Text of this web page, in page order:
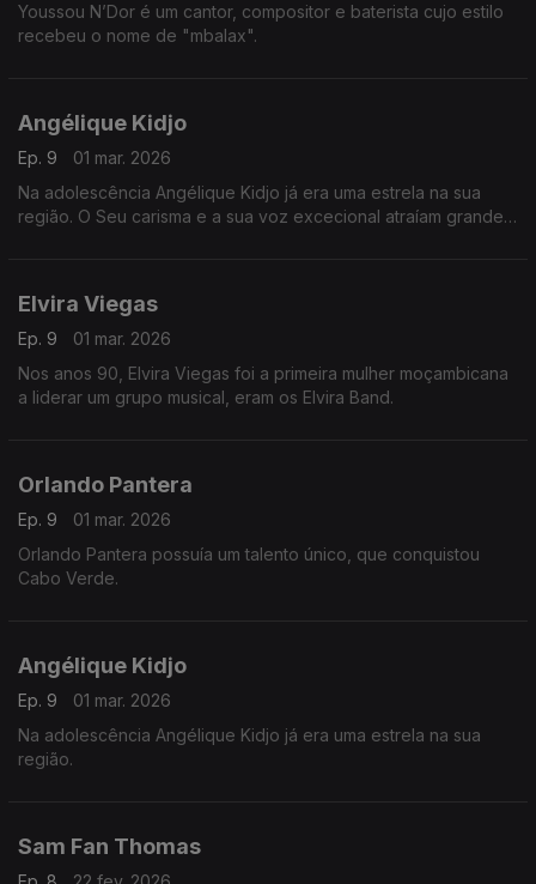
Youssou N’Dor é um cantor, compositor e baterista cujo estilo
recebeu o nome de "mbalax".
Angélique Kidjo
Ep. 9
01 mar. 2026
Na adolescência Angélique Kidjo já era uma estrela na sua
região. O Seu carisma e a sua voz excecional atraíam grande
Elvira Viegas
Ep. 9
01 mar. 2026
Nos anos 90, Elvira Viegas foi a primeira mulher moçambicana
a liderar um grupo musical, eram os Elvira Band.
Orlando Pantera
Ep. 9
01 mar. 2026
Orlando Pantera possuía um talento único, que conquistou
Cabo Verde.
Angélique Kidjo
Ep. 9
01 mar. 2026
Na adolescência Angélique Kidjo já era uma estrela na sua
região.
Sam Fan Thomas